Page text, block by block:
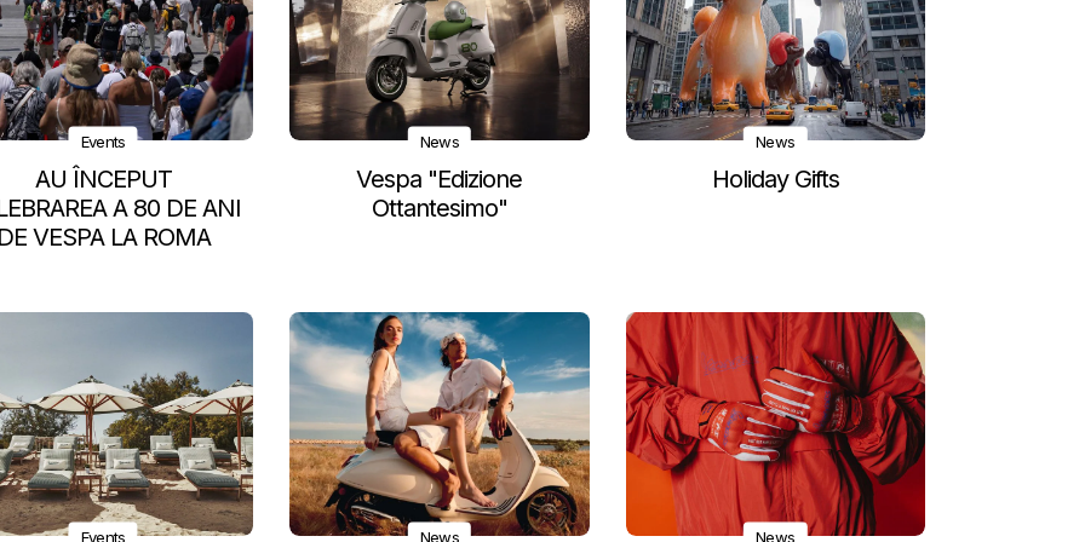
Events
AU ÎNCEPUT
A 80 DE ANI
DE VESPA LA ROMA
News
Vespa "Edizione
Ottantesimo"
News
Holiday Gifts
Events News News